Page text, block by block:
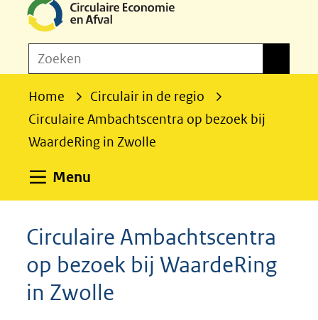
toegestaan
geweigerd.
o
Zoeken
Home
Circulair in de regio
Circulaire Ambachtscentra op bezoek bij
WaardeRing in Zwolle
Menu
Circulaire Ambachtscentra
op bezoek bij WaardeRing
in Zwolle